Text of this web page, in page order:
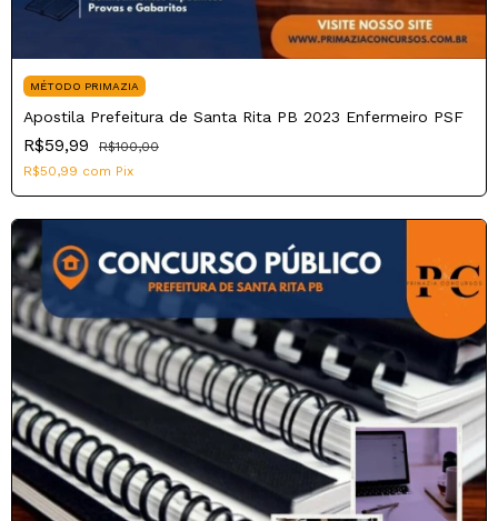
MÉTODO PRIMAZIA
Apostila Prefeitura de Santa Rita PB 2023 Enfermeiro PSF
R$59,99
R$100,00
R$50,99 com Pix